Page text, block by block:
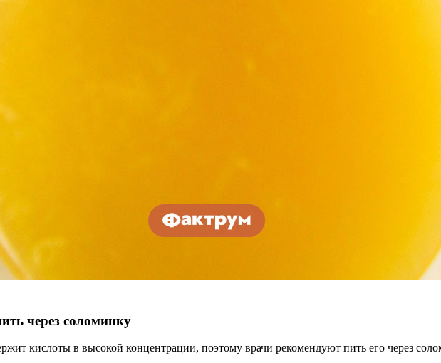
через соломинку
кислоты в высокой концентрации, поэтому врачи рекомендуют пить его через